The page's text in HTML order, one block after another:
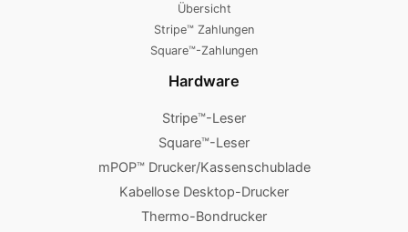
Übersicht
Stripe™ Zahlungen
Square™-Zahlungen
Hardware
Stripe™-Leser
Square™-Leser
mPOP™ Drucker/Kassenschublade
Kabellose Desktop-Drucker
Thermo-Bondrucker